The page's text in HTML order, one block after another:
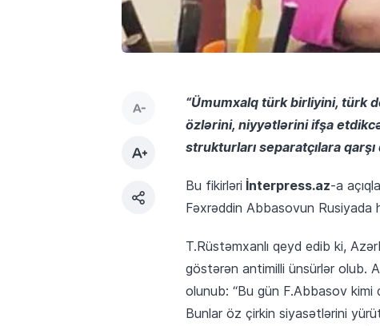
“Ümumxalq türk birliyini, türk
özlərini, niyyətlərini ifşa
strukturları separatçılara
Bu fikirləri İnterpress.az-a
Fəxrəddin Abbasovun Rusiyada
T.Rüstəmxanlı qeyd edib ki,
göstərən antimilli ünsürlər olub.
olunub: “Bu gün F.Abbasov kimi
Bunlar öz çirkin siyasətlərini